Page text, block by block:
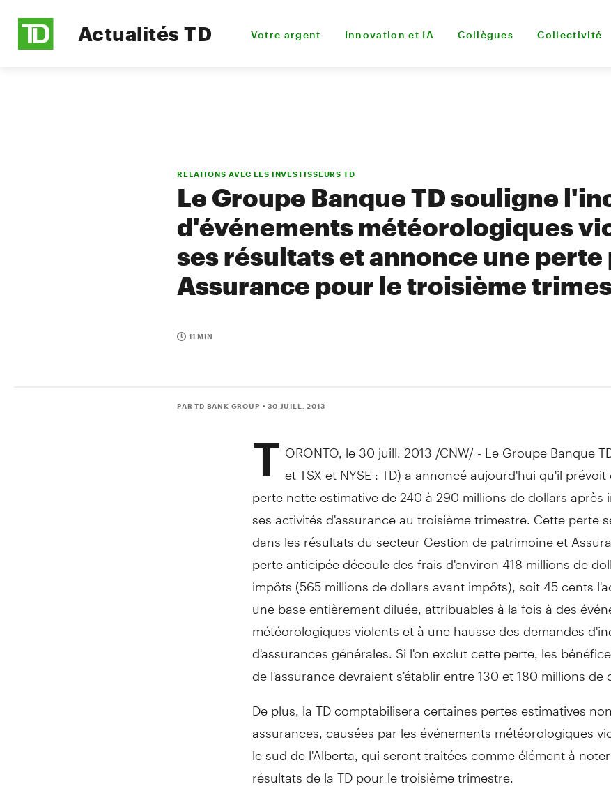
Actualités TD Votre argent Innovation et IA Collègues Collectivité
RELATIONS AVEC LES INVESTISSEURS TD
Le Groupe Banque TD souligne
d'événements météorologiques
ses résultats et annonce une perte
Assurance pour le troisième
11 MIN
PAR TD BANK GROUP • 30 JUILL. 2013
T ORONTO, le 30 juill. 2013 /CNW/ - Le Groupe Banque
et TSX et NYSE : TD) a annoncé aujourd'hui qu'il
perte nette estimative de 240 à 290 millions de dollars
ses activités d'assurance au troisième trimestre. Cette perte
dans les résultats du secteur Gestion de patrimoine et
perte anticipée découle des frais d'environ 418 millions de
impôts (565 millions de dollars avant impôts), soit 45 cents
une base entièrement diluée, attribuables à la fois à des
météorologiques violents et à une hausse des demandes
d'assurances générales. Si l'on exclut cette perte, les
de l'assurance devraient s'établir entre 130 et 180 millions de
De plus, la TD comptabilisera certaines pertes estimatives
assurances, causées par les événements météorologiques
le sud de l'Alberta, qui seront traitées comme élément à
résultats de la TD pour le troisième trimestre.